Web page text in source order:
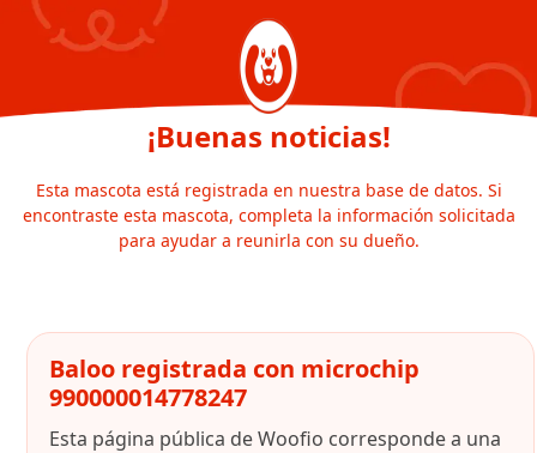
¡Buenas noticias!
Esta mascota está registrada en nuestra base de datos. Si
encontraste esta mascota, completa la información solicitada
para ayudar a reunirla con su dueño.
Baloo registrada con microchip
990000014778247
Esta página pública de Woofio corresponde a una